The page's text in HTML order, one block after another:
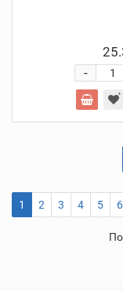
-
1 2 3 4 5 6